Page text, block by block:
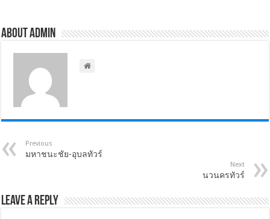
About admin
Previous
มหาชนะชัย-อุบลทัวร์
Next
นวนครทัวร์
Leave a Reply